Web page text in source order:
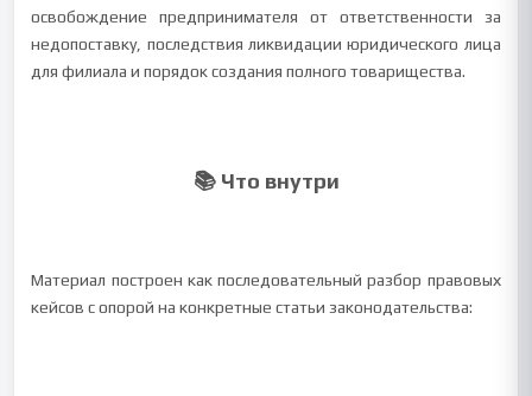
освобождение предпринимателя от ответственности за
недопоставку, последствия ликвидации юридического лица
для филиала и порядок создания полного товарищества.
📚 Что внутри
Материал построен как последовательный разбор правовых
кейсов с опорой на конкретные статьи законодательства: